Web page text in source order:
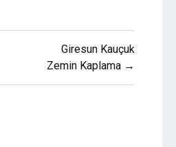
Giresun Kauçuk
Zemin Kaplama →